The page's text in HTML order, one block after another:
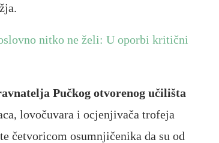
nitko ne želi: U oporbi kritični
Pučkog otvorenog učilišta
lovočuvara i ocjenjivača trofeja
četvoricom osumnjičenika da su od